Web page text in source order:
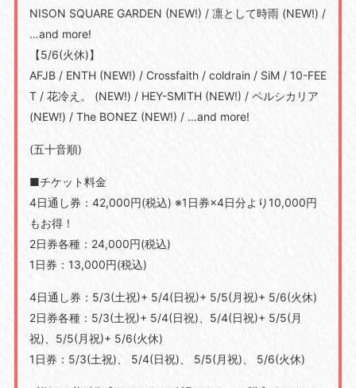
NISON SQUARE GARDEN (NEW!) / 凛として時⾬ (NEW!) /
…and more!
【5/6(⽕休)】
AFJB / ENTH (NEW!) / Crossfaith / coldrain / SiM / 10-FEE
T / 花冷え。 (NEW!) / HEY-SMITH (NEW!) / ペルシカリア
(NEW!) / The BONEZ (NEW!) / …and more!
(五⼗⾳順)
■チケット料⾦
4⽇通し券：42,000円(税込) ※1⽇券×4⽇分より10,000円
もお得！
2⽇券各種：24,000円(税込)
1⽇券：13,000円(税込)
4⽇通し券：5/3(⼟祝)+ 5/4(⽇祝)+ 5/5(⽉祝)+ 5/6(⽕休)
2⽇券各種：5/3(⼟祝)+ 5/4(⽇祝)、5/4(⽇祝)+ 5/5(⽉
祝)、5/5(⽉祝)+ 5/6(⽕休)
1⽇券：5/3(⼟祝)、 5/4(⽇祝)、 5/5(⽉祝)、 5/6(⽕休)